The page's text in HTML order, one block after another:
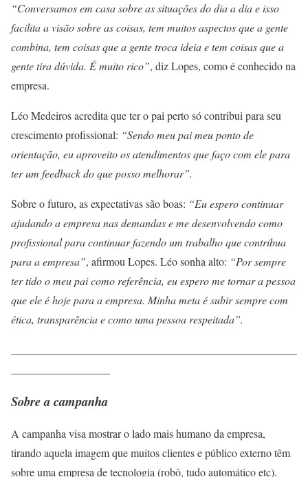
“Conversamos em casa sobre as situações do dia a dia e isso
facilita a visão sobre as coisas, tem muitos aspectos que a gente
combina, tem coisas que a gente troca ideia e tem coisas que a
gente tira dúvida. É muito rico”, diz Lopes, como é conhecido na
empresa.
Léo Medeiros acredita que ter o pai perto só contribui para seu
crescimento profissional: “Sendo meu pai meu ponto de
orientação, eu aproveito os atendimentos que faço com ele para
ter um feedback do que posso melhorar”.
Sobre o futuro, as expectativas são boas: “Eu espero continuar
ajudando a empresa nas demandas e me desenvolvendo como
profissional para continuar fazendo um trabalho que contribua
para a empresa”, afirmou Lopes. Léo sonha alto: “Por sempre
ter tido o meu pai como referência, eu espero me tornar a pessoa
que ele é hoje para a empresa. Minha meta é subir sempre com
ética, transparência e como uma pessoa respeitada”.
Sobre a campanha
A campanha visa mostrar o lado mais humano da empresa,
tirando aquela imagem que muitos clientes e público externo têm
sobre uma empresa de tecnologia (robô, tudo automático etc).